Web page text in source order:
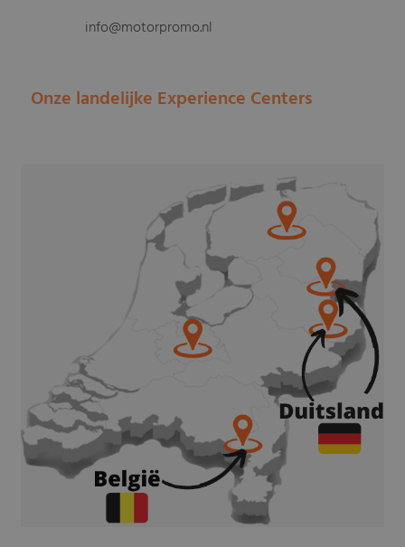
info@motorpromo.nl
Onze landelijke Experience Centers